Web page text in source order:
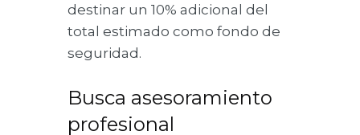
destinar un 10% adicional del
total estimado como fondo de
seguridad.
Busca asesoramiento
profesional